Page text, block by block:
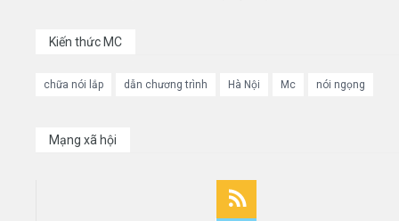
Kiến thức MC
chữa nói lắp dẫn chương trình Hà Nội Mc nói ngọng
Mạng xã hội